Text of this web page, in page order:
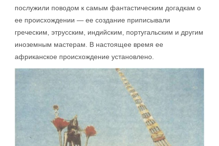
послужили поводом к самым фантастическим догадкам о
ее происхождении — ее создание приписывали
греческим, этрусским, индийским, португальским и другим
иноземным мастерам. В настоящее время ее
африканское происхождение установлено.